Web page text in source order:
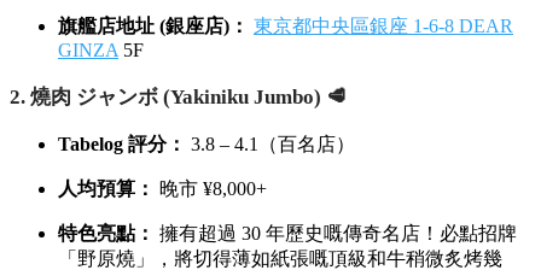
旗艦店地址 (銀座店)： 東京都中央區銀座 1-6-8 DEAR
GINZA 5F
2. 燒肉 ジャンボ (Yakiniku Jumbo) 🥩
Tabelog 評分： 3.8 – 4.1（百名店）
人均預算： 晚市 ¥8,000+
特色亮點： 擁有超過 30 年歷史嘅傳奇名店！必點招牌
「野原燒」，將切得薄如紙張嘅頂級和牛稍微炙烤幾